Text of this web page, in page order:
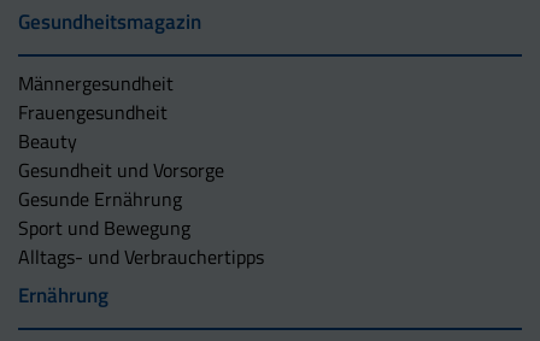
Gesundheitsmagazin
Männergesundheit
Frauengesundheit
Beauty
Gesundheit und Vorsorge
Gesunde Ernährung
Sport und Bewegung
Alltags- und Verbrauchertipps
Ernährung